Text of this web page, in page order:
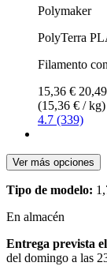
Polymaker
PolyTerra
Filamento
15,36 €
(15,36 € / kg)
4.7 (339)
Ver más opciones
Tipo de modelo:
En almacén
Entrega prevista
del domingo a las